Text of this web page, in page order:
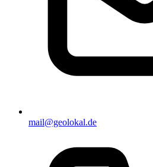
mail@geolokal.de